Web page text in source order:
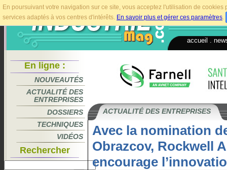
En poursuivant votre navigation sur ce site, vous acceptez l'utilisation de
services adaptés à vos centres d'intérêts. En savoir plus et gérer ces paramètres.
accueil
En ligne :
NOUVEAUTÉS
ACTUALITÉ DES
ENTREPRISES
DOSSIERS
TECHNIQUES
VIDÉOS
Rechercher
ACTUALITÉ DES ENTREPRISES
Avec la nomination
Obrazcov, Rockwell
encourage